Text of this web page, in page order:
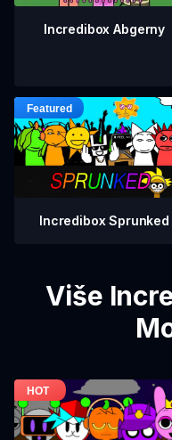
Incredibox Abgerny
Incredibox Sprunked
Više